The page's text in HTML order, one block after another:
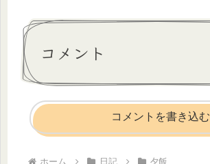
コメント
コメントを書き込む
ホーム 日記 夕飯